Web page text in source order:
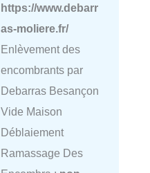
https://www.debarr
as-moliere.fr/
Enlèvement des
encombrants par
Debarras Besançon
Vide Maison
Déblaiement
Ramassage Des